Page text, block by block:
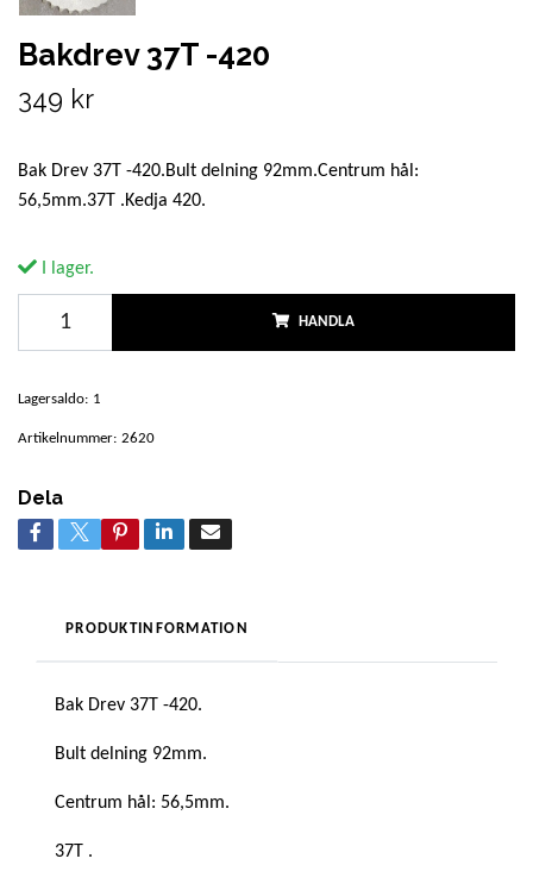
Bakdrev 37T -420
349 kr
Bak Drev 37T -420.Bult delning 92mm.Centrum hål:
56,5mm.37T .Kedja 420.
I lager.
HANDLA
Lagersaldo: 1
Artikelnummer: 2620
Dela
PRODUKTINFORMATION
Bak Drev 37T -420.
Bult delning 92mm.
Centrum hål: 56,5mm.
37T .